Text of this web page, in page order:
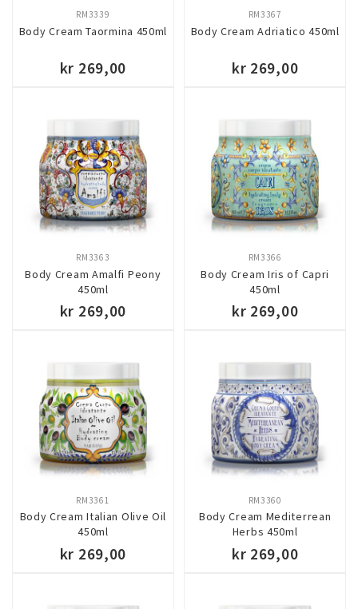
Body Cream Taormina 450ml
RM3339
kr 269,00
KJØP
Body Cream Adriatico 450ml
RM3367
kr 269,00
KJØP
Body Cream Amalfi Peony
450ml
RM3363
kr 269,00
KJØP
Body Cream Iris of Capri
450ml
RM3366
kr 269,00
KJØP
Body Cream Italian Olive Oil
450ml
RM3361
kr 269,00
Body Cream Mediterrean
Herbs 450ml
RM3360
kr 269,00